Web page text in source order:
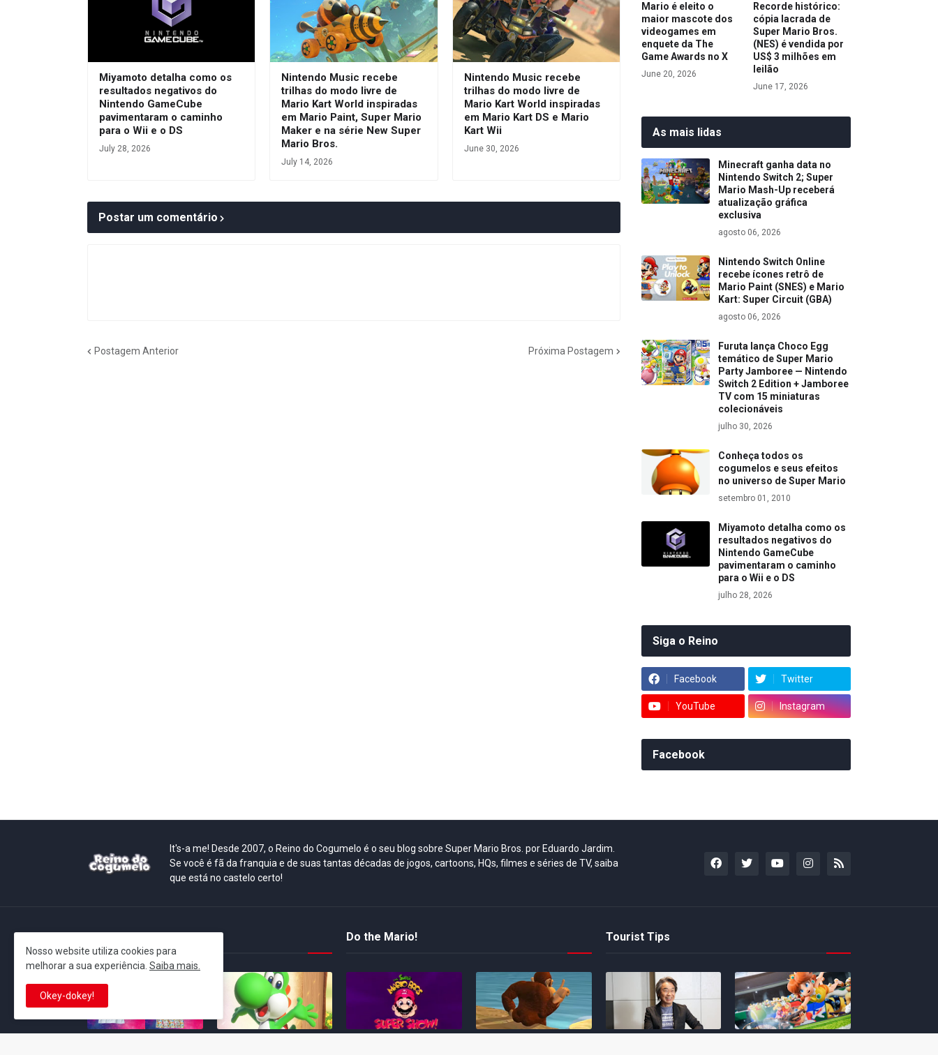
Miyamoto detalha como os
resultados negativos do
Nintendo GameCube
pavimentaram o caminho
para o Wii e o DS
July 28, 2026
Nintendo Music recebe
trilhas do modo livre de
Mario Kart World inspiradas
em Mario Paint, Super Mario
Maker e na série New Super
Mario Bros.
July 14, 2026
Nintendo Music recebe
trilhas do modo livre de
Mario Kart World inspiradas
em Mario Kart DS e Mario
Kart Wii
June 30, 2026
Postar um comentário
Postagem Anterior Próxima Postagem
Mario é eleito o
maior mascote dos
videogames em
enquete da The
Game Awards no X
June 20, 2026
Recorde histórico:
cópia lacrada de
Super Mario Bros.
(NES) é vendida por
US$ 3 milhões em
leilão
June 17, 2026
As mais lidas
Minecraft ganha data no
Nintendo Switch 2; Super
Mario Mash-Up receberá
atualização gráfica
exclusiva
agosto 06, 2026
Nintendo Switch Online
recebe ícones retrô de
Mario Paint (SNES) e Mario
Kart: Super Circuit (GBA)
agosto 06, 2026
Furuta lança Choco Egg
temático de Super Mario
Party Jamboree — Nintendo
Switch 2 Edition + Jamboree
TV com 15 miniaturas
colecionáveis
julho 30, 2026
Conheça todos os
cogumelos e seus efeitos
no universo de Super Mario
setembro 01, 2010
Miyamoto detalha como os
resultados negativos do
Nintendo GameCube
pavimentaram o caminho
para o Wii e o DS
julho 28, 2026
Siga o Reino
Facebook Twitter
YouTube Instagram
Facebook
It's-a me! Desde 2007, o Reino do Cogumelo é o seu blog sobre Super Mario Bros. por Eduardo Jardim.
Se você é fã da franquia e de suas tantas décadas de jogos, cartoons, HQs, filmes e séries de TV, saiba
que está no castelo certo!
Do the Mario! Tourist Tips
Nosso website utiliza cookies para
melhorar a sua experiência. Saiba mais.
Okey-dokey!